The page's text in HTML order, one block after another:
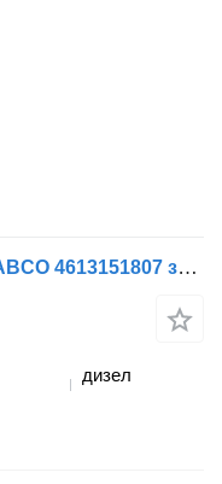
Главен вентил за сопирање WABCO 4613151807 за камион Scania 4-series (1995-2006)
дизел